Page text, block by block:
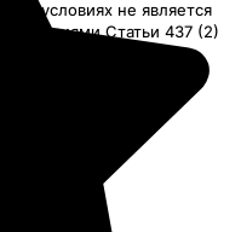
условиях не является
Статьи 437 (2)